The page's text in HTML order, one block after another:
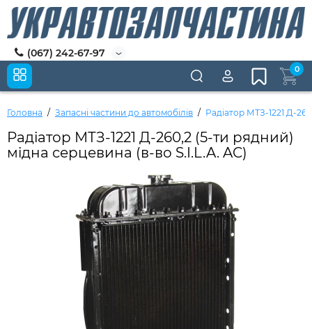
(067) 242-67-97
0
Головна Запасні частини до автомобілів Радіатор МТЗ-1221 Д-
Радіатор МТЗ-1221 Д-260,2 (5-ти рядний)
мідна серцевина (в-во S.I.L.A. AC)